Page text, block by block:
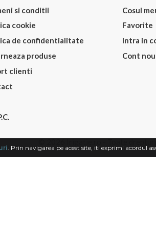
si conditii
cookie
de confidentialitate
produse
clienti
Cosul
Favorite
Intra in
Cont nou
. Prin navigarea pe acest site, iti exprimi acordul